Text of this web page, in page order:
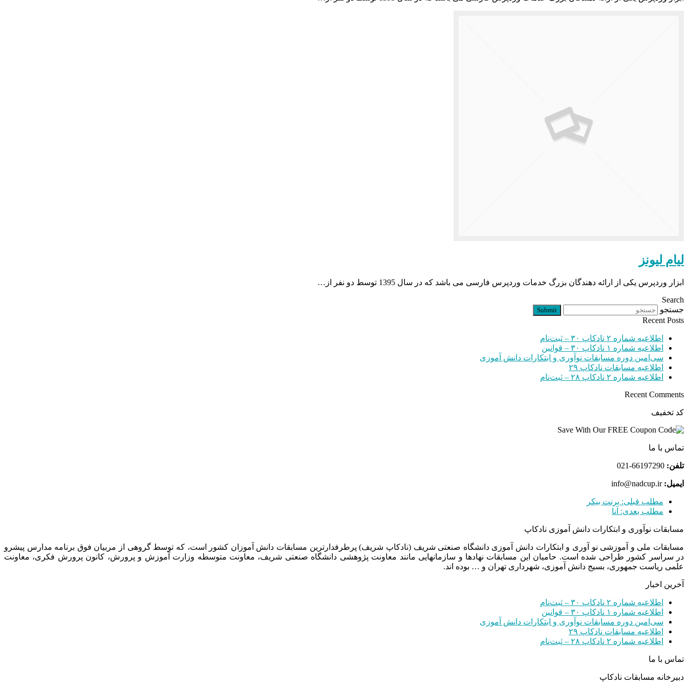
لیام لیونز
ابزار وردپرس یکی از ارائه دهندگان بزرگ خدمات وردپرس فارسی می باشد که در سال 1395 توسط دو نفر از…
Search
جستجو
Submit
Recent Posts
اطلاعیه شماره ۲ نادکاپ ۳۰ – ثبت‌نام
اطلاعیه شماره ۱ نادکاپ ۳۰ – قوانین
سی‌امین دوره مسابقات نوآوری و ابتکارات دانش آموزی
اطلاعیه مسابقات نادکاپ ۲۹
اطلاعیه شماره ۲ نادکاپ ۲۸ – ثبت‌نام
Recent Comments
کد تخفیف
تماس با ما
تلفن:
ایمیل: info@nadcup.ir
مطلب قبلی: برنت بیکر
مطلب بعدی: آنا
مسابقات نوآوری و ابتکارات دانش آموزی نادکاپ
مسابقات ملی و آموزشی نو آوری و ابتکارات دانش آموزی دانشگاه صنعتی شریف (نادکاپ شریف) پرطرفدارترین مسابقات دانش آموزان کشور است، که توسط گروهی از مربیان فوق برنامه مدارس پیشرو
در سراسر کشور طراحی شده است. حامیان این مسابقات نهادها و سازمانهایی مانند معاونت پژوهشی دانشگاه صنعتی شریف، معاونت متوسطه وزارت آموزش و پرورش، کانون پرورش فکری، معاونت
علمی ریاست جمهوری، بسیج دانش آموزی، شهرداری تهران و … بوده اند.
آخرین اخبار
اطلاعیه شماره ۲ نادکاپ ۳۰ – ثبت‌نام
اطلاعیه شماره ۱ نادکاپ ۳۰ – قوانین
سی‌امین دوره مسابقات نوآوری و ابتکارات دانش آموزی
اطلاعیه مسابقات نادکاپ ۲۹
اطلاعیه شماره ۲ نادکاپ ۲۸ – ثبت‌نام
تماس با ما
دبیرخانه مسابقات نادکاپ